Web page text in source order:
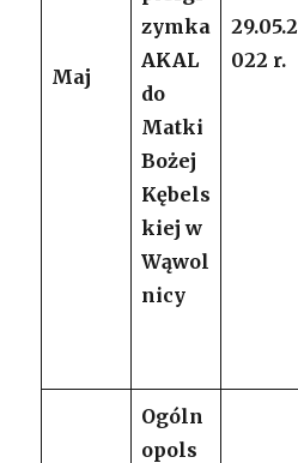
Maj
zymka
AKAL
do
Matki
Bożej
Kębels
kiej w
Wąwol
nicy
29.05.2
022 r.
Ogóln
opols